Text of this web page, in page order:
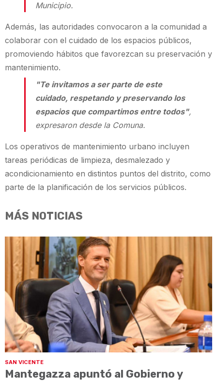
Municipio.
Además, las autoridades convocaron a la comunidad a
colaborar con el cuidado de los espacios públicos,
promoviendo hábitos que favorezcan su preservación y
mantenimiento.
"Te invitamos a ser parte de este
cuidado, respetando y preservando los
espacios que compartimos entre todos",
expresaron desde la Comuna.
Los operativos de mantenimiento urbano incluyen
tareas periódicas de limpieza, desmalezado y
acondicionamiento en distintos puntos del distrito, como
parte de la planificación de los servicios públicos.
MÁS NOTICIAS
SAN VICENTE
Mantegazza apuntó al Gobierno y